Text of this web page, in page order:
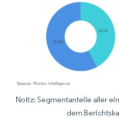
Bild © Mordor Intelligence.
Notiz: Segmentanteile aller
dem